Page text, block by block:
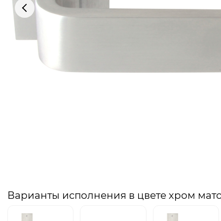
Варианты исполнения в цвете хром